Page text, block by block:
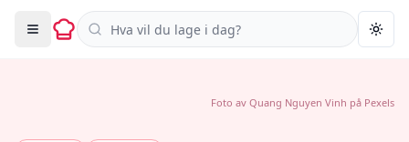
Søk i oppskrifter
Foto av Quang Nguyen Vinh på Pexels